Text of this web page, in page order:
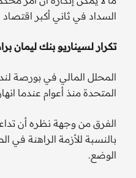
السداد في ثاني أكبر اقتصاد
تكرار لسيناريو بنك ليمان
المحلل المالي في بورصة
المتحدة منذ أعوام عندما انهار بنك ليمان براذرز عام 2008،
الفرق من وجهة نظره أن
بالنسبة للأزمة الراهنة
الوضع.